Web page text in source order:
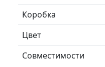
Коробка
Цвет
Совместимости